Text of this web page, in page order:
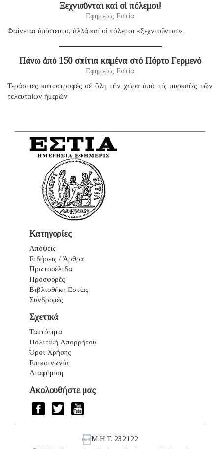
Ξεχνιοῦνται καί οἱ πόλεμοι!
Εφημερίς Εστία
Φαίνεται ἀπίστευτο, ἀλλά καί οἱ πόλεμοι «ξεχνιοῦνται».
Πάνω ἀπό 150 σπίτια καμένα στό Πόρτο Γερμενό
Εφημερίς Εστία
Τεράστιες καταστροφές σέ ὅλη τήν χώρα ἀπό τίς πυρκαϊές τῶν
τελευταίων ἡμερῶν
Κατηγορίες
Απόψεις
Ειδήσεις / Άρθρα
Πρωτοσέλιδα
Προσφορές
Βιβλιοθήκη Εστίας
Συνδρομές
Σχετικά
Ταυτότητα
Πολιτική Απορρήτου
Όροι Χρήσης
Επικοινωνία
Διαφήμιση
Ακολουθήστε μας
Μ.Η.Τ. 232122